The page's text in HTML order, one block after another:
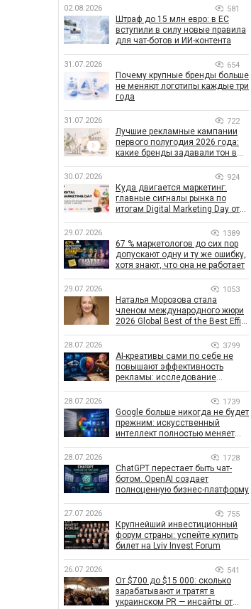
02.08.2026 581
Штраф до 15 млн евро: в ЕС
вступили в силу новые правила
для чат-ботов и ИИ-контента
31.07.2026 654
Почему крупные бренды больше
не меняют логотипы каждые три
года
31.07.2026 722
Лучшие рекламные кампании
первого полугодия 2026 года:
какие бренды задавали тон в
30.07.2026 924
Куда двигается маркетинг:
главные сигналы рынка по
итогам Digital Marketing Day от
29.07.2026 1389
67 % маркетологов до сих пор
допускают одну и ту же ошибку,
хотя знают, что она не работает
29.07.2026 1053
Наталья Морозова стала
членом международного жюри
2026 Global Best of the Best Effie
28.07.2026 3799
AI-креативы сами по себе не
повышают эффективность
рекламы: исследование
влияет на эффективность
кампаний
28.07.2026 1739
Google больше никогда не будет
прежним: искусственный
интеллект полностью меняет
28.07.2026 1728
ChatGPT перестает быть чат-
ботом. OpenAI создает
полноценную бизнес-платформу
27.07.2026 755
Крупнейший инвестиционный
форум страны: успейте купить
билет на Lviv Invest Forum
26.07.2026 541
От $700 до $15 000: сколько
зарабатывают и тратят в
украинском PR — инсайты от